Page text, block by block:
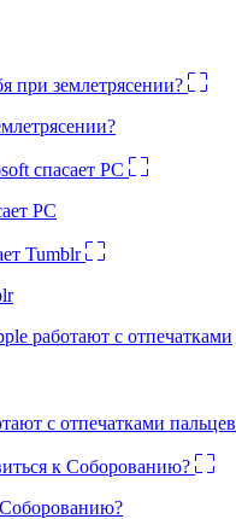
PC
с отпечатками пальцев